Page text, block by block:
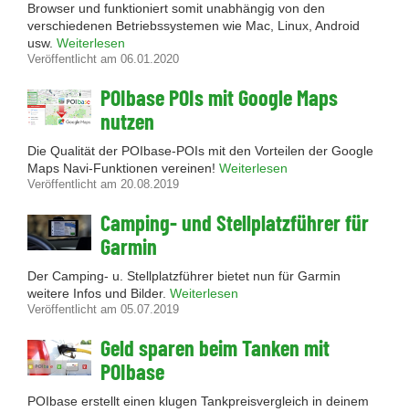
Browser und funktioniert somit unabhängig von den
verschiedenen Betriebssystemen wie Mac, Linux, Android
usw. Weiterlesen
Veröffentlicht am 06.01.2020
POIbase POIs mit Google Maps
nutzen
Die Qualität der POIbase-POIs mit den Vorteilen der Google
Maps Navi-Funktionen vereinen! Weiterlesen
Veröffentlicht am 20.08.2019
Camping- und Stellplatzführer für
Garmin
Der Camping- u. Stellplatzführer bietet nun für Garmin
weitere Infos und Bilder. Weiterlesen
Veröffentlicht am 05.07.2019
Geld sparen beim Tanken mit
POIbase
POIbase erstellt einen klugen Tankpreisvergleich in deinem